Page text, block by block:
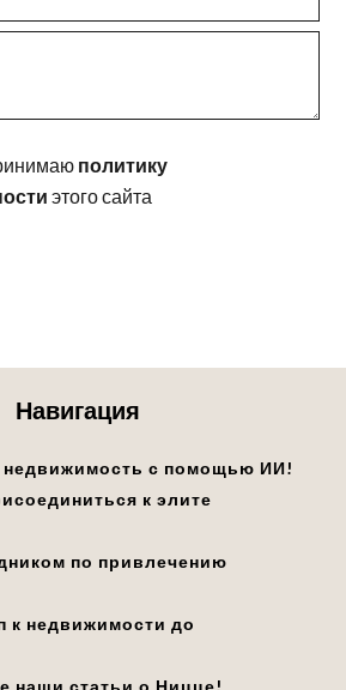
политику
этого сайта
Навигация
с помощью ИИ!
к элите
по привлечению
к недвижимости до